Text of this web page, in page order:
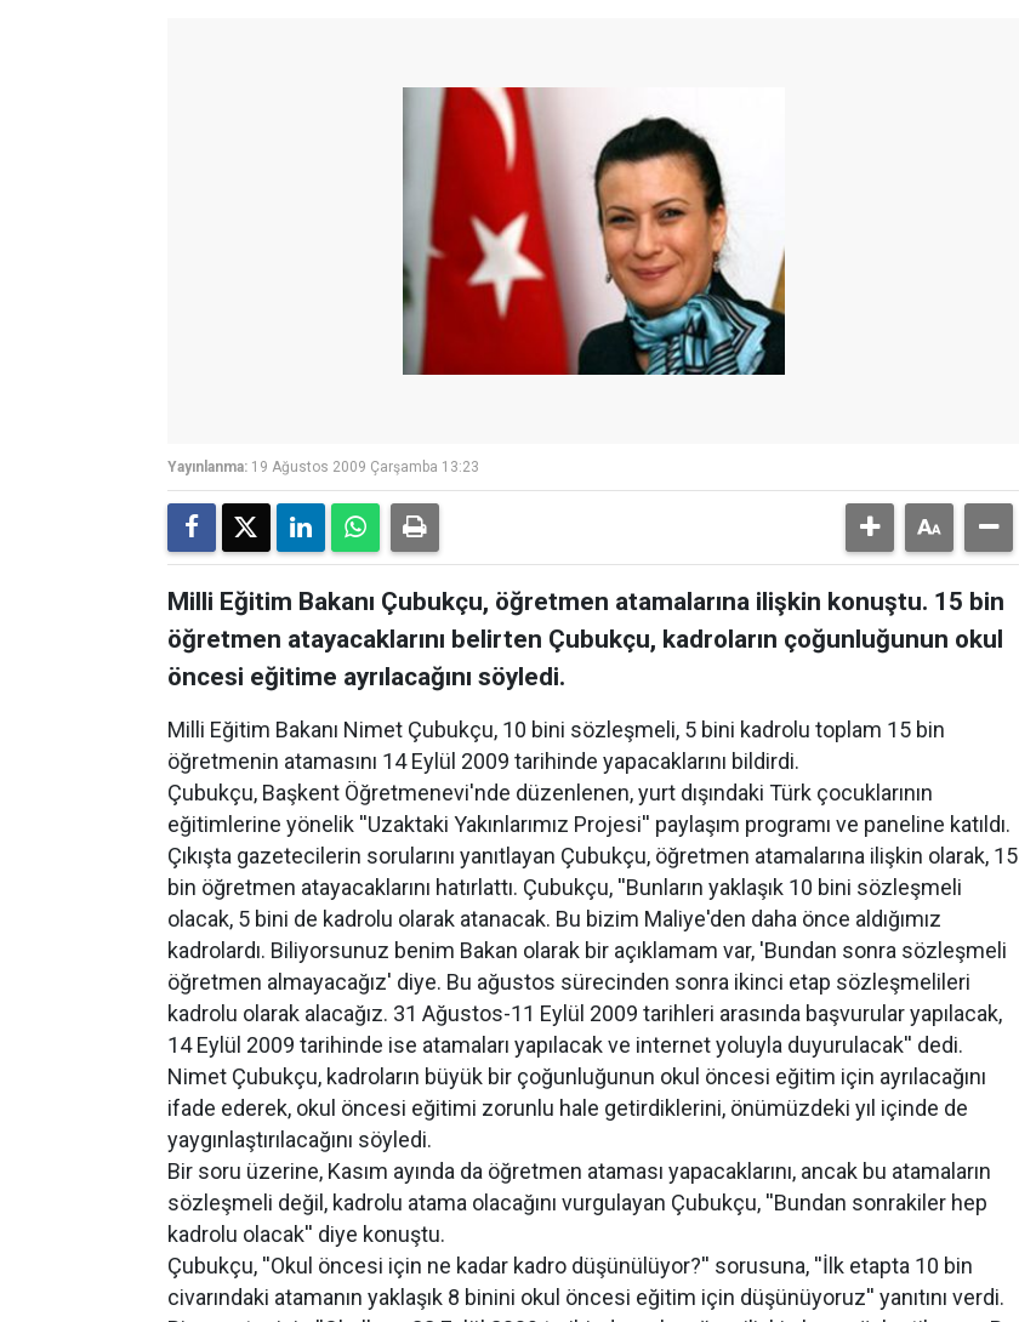
Yayınlanma: 19 Ağustos 2009 Çarşamba 13:23
Milli Eğitim Bakanı Çubukçu, öğretmen atamalarına ilişkin konuştu. 15 bin
öğretmen atayacaklarını belirten Çubukçu, kadroların çoğunluğunun okul
öncesi eğitime ayrılacağını söyledi.
Milli Eğitim Bakanı Nimet Çubukçu, 10 bini sözleşmeli, 5 bini kadrolu toplam 15 bin
öğretmenin atamasını 14 Eylül 2009 tarihinde yapacaklarını bildirdi.
Çubukçu, Başkent Öğretmenevi'nde düzenlenen, yurt dışındaki Türk çocuklarının
eğitimlerine yönelik ''Uzaktaki Yakınlarımız Projesi'' paylaşım programı ve paneline katıldı.
Çıkışta gazetecilerin sorularını yanıtlayan Çubukçu, öğretmen atamalarına ilişkin olarak, 15
bin öğretmen atayacaklarını hatırlattı. Çubukçu, ''Bunların yaklaşık 10 bini sözleşmeli
olacak, 5 bini de kadrolu olarak atanacak. Bu bizim Maliye'den daha önce aldığımız
kadrolardı. Biliyorsunuz benim Bakan olarak bir açıklamam var, 'Bundan sonra sözleşmeli
öğretmen almayacağız' diye. Bu ağustos sürecinden sonra ikinci etap sözleşmelileri
kadrolu olarak alacağız. 31 Ağustos-11 Eylül 2009 tarihleri arasında başvurular yapılacak,
14 Eylül 2009 tarihinde ise atamaları yapılacak ve internet yoluyla duyurulacak'' dedi.
Nimet Çubukçu, kadroların büyük bir çoğunluğunun okul öncesi eğitim için ayrılacağını
ifade ederek, okul öncesi eğitimi zorunlu hale getirdiklerini, önümüzdeki yıl içinde de
yaygınlaştırılacağını söyledi.
Bir soru üzerine, Kasım ayında da öğretmen ataması yapacaklarını, ancak bu atamaların
sözleşmeli değil, kadrolu atama olacağını vurgulayan Çubukçu, ''Bundan sonrakiler hep
kadrolu olacak'' diye konuştu.
Çubukçu, ''Okul öncesi için ne kadar kadro düşünülüyor?'' sorusuna, ''İlk etapta 10 bin
civarındaki atamanın yaklaşık 8 binini okul öncesi eğitim için düşünüyoruz'' yanıtını verdi.